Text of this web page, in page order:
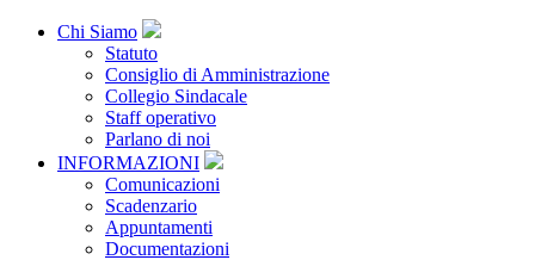
Chi Siamo
Statuto
Consiglio di Amministrazione
Collegio Sindacale
Staff operativo
Parlano di noi
INFORMAZIONI
Comunicazioni
Scadenzario
Appuntamenti
Documentazioni